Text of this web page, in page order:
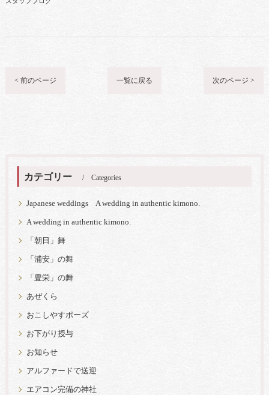
< 前のページ 一覧に戻る 次のページ >
カテゴリー Categories
Japanese weddings A wedding in authentic kimono.
A wedding in authentic kimono.
「朝日」舞
「浦安」の舞
「豊栄」の舞
あぜくら
おこしやすポーズ
お下がり授与
お知らせ
アルファードで送迎
エアコン完備の神社